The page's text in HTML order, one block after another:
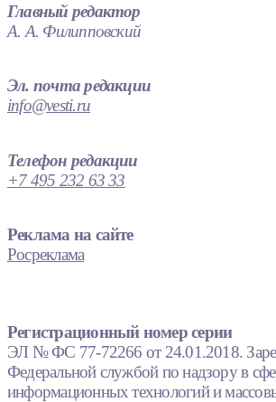
Главный редактор
А. А. Филипповский
Эл. почта редакции
info@vesti.ru
Телефон редакции
+7 495 232 63 33
Реклама на сайте
Росреклама
Регистрационный номер серии
ЭЛ № ФС 77-72266 от 24.01.2018.
Федеральной службой по надзору в
информационных технологий и